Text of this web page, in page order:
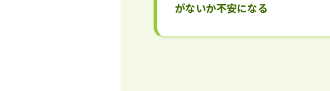
がないか不安になる